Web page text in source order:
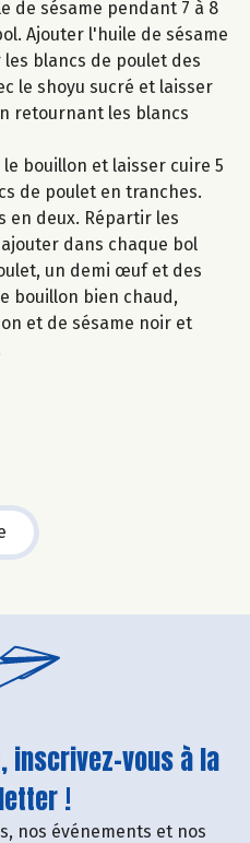
de sésame pendant 7 à 8
Ajouter l'huile de sésame
blancs de poulet des
le shoyu sucré et laisser
retournant les blancs
bouillon et laisser cuire 5
de poulet en tranches.
en deux. Répartir les
dans chaque bol
un demi œuf et des
bouillon bien chaud,
et de sésame noir et
inscrivez-vous à la
!
nos événements et nos